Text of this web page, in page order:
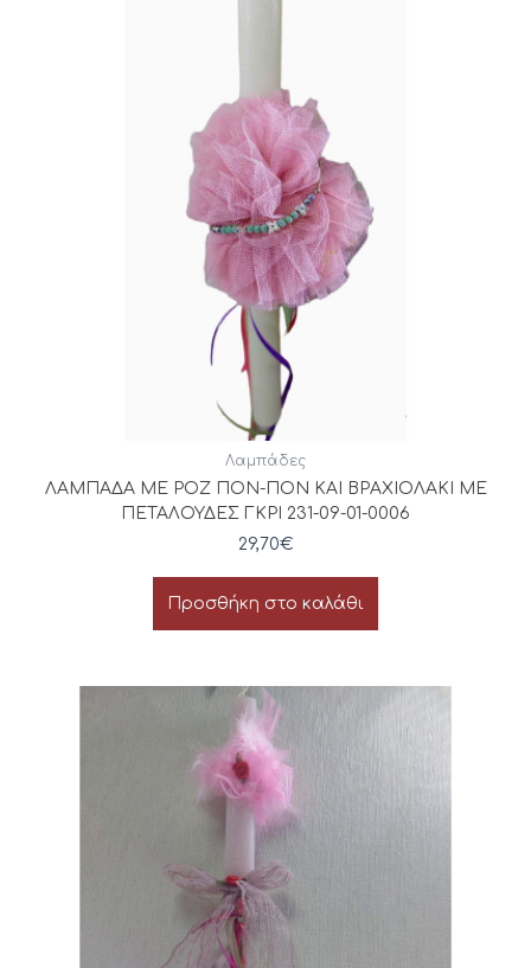
Λαμπάδες
ΛΑΜΠΑΔΑ ΜΕ ΡΟΖ ΠΟΝ-ΠΟΝ ΚΑΙ ΒΡΑΧΙΟΛΑΚΙ ΜΕ
ΠΕΤΑΛΟΥΔΕΣ ΓΚΡΙ 231-09-01-0006
29,70€
Προσθήκη στο καλάθι